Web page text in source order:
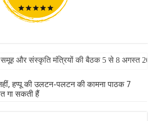
समूह और संस्कृति मंत्रियों की बैठक 5 से 8 अगस्त
हप्पू की उलटन-पलटन की कामना पाठक 7
गा सकती हैं